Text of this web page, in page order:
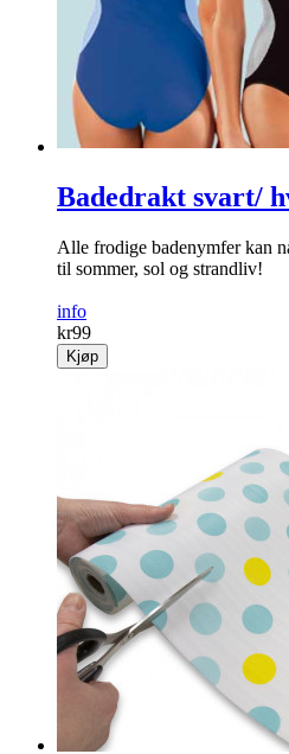
Badedrakt svart/
Alle frodige badenymfer kan
til sommer, sol og strandliv!
info
kr99
Kjøp